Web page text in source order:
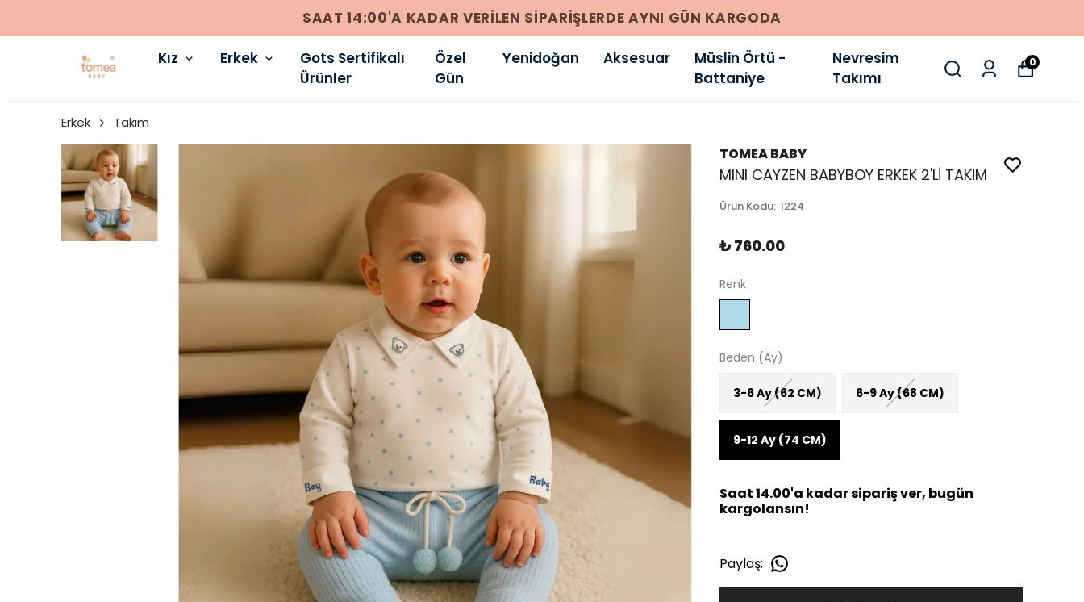
256 BIT SSL SERTIFIKASI ILE %100 GÜVENLI ÖDEME
Kız Erkek
Gots Sertifikalı
Ürünler
Özel
Gün
Yenidoğan Aksesuar
Müslin Örtü -
Battaniye
Nevresim
Takımı
0
Erkek Takım
TOMEA BABY
MINI CAYZEN BABYBOY ERKEK 2'Lİ TAKIM
Ürün Kodu: 1224
₺ 760.00
Renk
Beden (Ay)
3-6 Ay (62 CM) 6-9 Ay (68 CM)
9-12 Ay (74 CM)
Saat 14.00'a kadar sipariş ver, bugün
kargolansın!
Paylaş: